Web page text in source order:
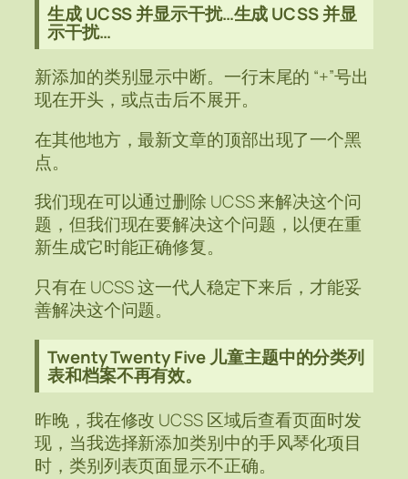
生成 UCSS 并显示干扰…生成 UCSS 并显
示干扰…
新添加的类别显示中断。一行末尾的 “+”号出
现在开头，或点击后不展开。
在其他地方，最新文章的顶部出现了一个黑
点。
我们现在可以通过删除 UCSS 来解决这个问
题，但我们现在要解决这个问题，以便在重
新生成它时能正确修复。
只有在 UCSS 这一代人稳定下来后，才能妥
善解决这个问题。
Twenty Twenty Five 儿童主题中的分类列
表和档案不再有效。
昨晚，我在修改 UCSS 区域后查看页面时发
现，当我选择新添加类别中的手风琴化项目
时，类别列表页面显示不正确。